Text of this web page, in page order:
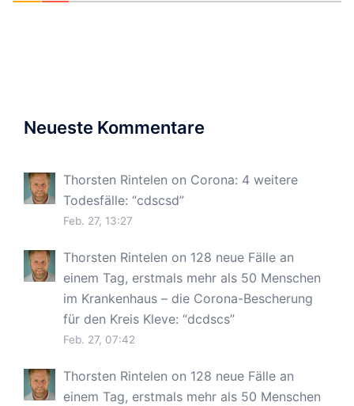
Neueste Kommentare
Thorsten Rintelen on Corona: 4 weitere
Todesfälle: “cdscsd”
Feb. 27, 13:27
Thorsten Rintelen on 128 neue Fälle an
einem Tag, erstmals mehr als 50 Menschen
im Krankenhaus – die Corona-Bescherung
für den Kreis Kleve: “dcdscs”
Feb. 27, 07:42
Thorsten Rintelen on 128 neue Fälle an
einem Tag, erstmals mehr als 50 Menschen